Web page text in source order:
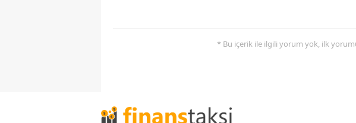
* Bu içerik ile ilgili yorum yok, ilk